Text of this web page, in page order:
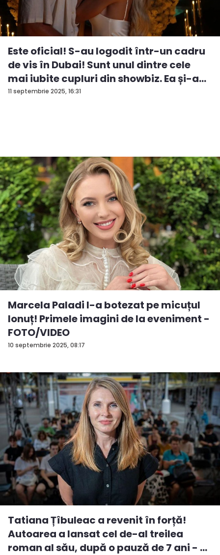
11 septembrie 2025, 16:31
Este oficial! S-au logodit într-un cadru
de vis în Dubai! Sunt unul dintre cele
mai iubite cupluri din showbiz. Ea și-a
e...
10 septembrie 2025, 08:17
Marcela Paladi l-a botezat pe micuțul
Ionuț! Primele imagini de la eveniment -
FOTO/VIDEO
Tatiana Țîbuleac a revenit în forță!
Autoarea a lansat cel de-al treilea
roman al său, după o pauză de 7 ani - ...